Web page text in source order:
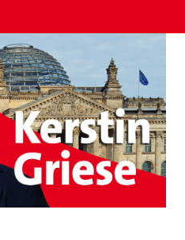
Zum Inhalt springen